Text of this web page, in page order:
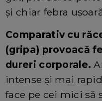
și chiar febra
Comparativ cu
(gripa) provoacă
dureri corporale.
intense și mai
face pe cei mici să